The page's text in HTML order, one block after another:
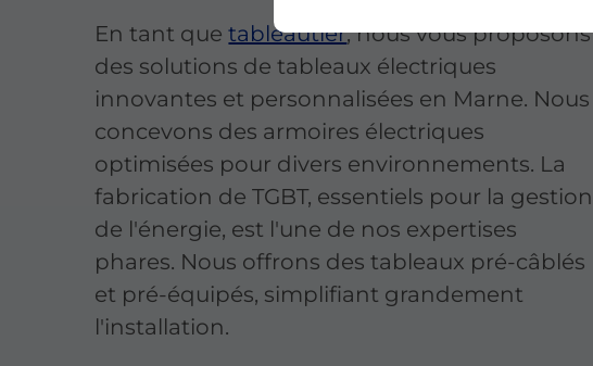
En tant quetableautier, nous vous proposons
des solutions de tableaux électriques
innovantes et personnalisées en Marne. Nous
concevons des armoires électriques
optimisées pour divers environnements. La
fabrication de TGBT, essentiels pour la gestion
de l'énergie, est l'une de nos expertises
phares. Nous offrons des tableaux pré-câblés
et pré-équipés, simplifiant grandement
l'installation.